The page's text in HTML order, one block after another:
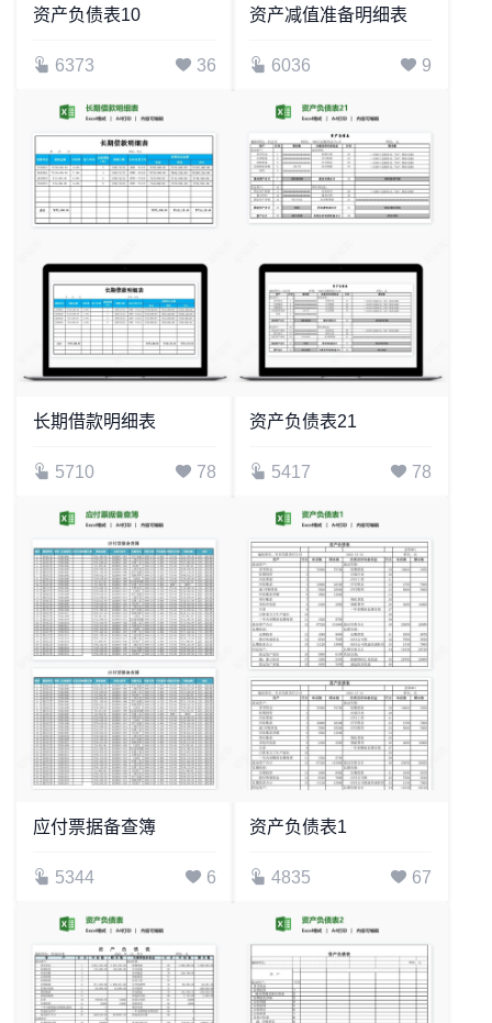
资产负债表10
6373 36
资产减值准备明细表
6036 9
长期借款明细表
5710 78
资产负债表21
5417 78
应付票据备查簿
5344 6
资产负债表1
4835 67